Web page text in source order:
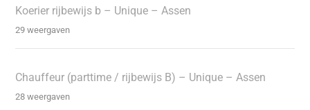
Koerier rijbewijs b – Unique – Assen
29 weergaven
Chauffeur (parttime / rijbewijs B) – Unique – Assen
28 weergaven